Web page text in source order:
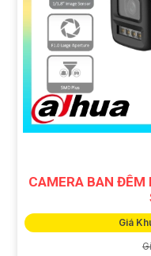
CAMERA BAN
Giá